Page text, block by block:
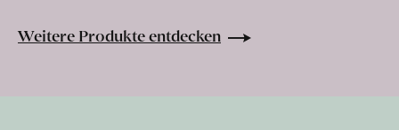
Weitere Produkte entdecken